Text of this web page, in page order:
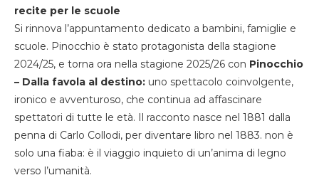
recite per le scuole
Si rinnova l’appuntamento dedicato a bambini, famiglie e
scuole. Pinocchio è stato protagonista della stagione
2024/25, e torna ora nella stagione 2025/26 con Pinocchio
– Dalla favola al destino: uno spettacolo coinvolgente,
ironico e avventuroso, che continua ad affascinare
spettatori di tutte le età. Il racconto nasce nel 1881 dalla
penna di Carlo Collodi, per diventare libro nel 1883. non è
solo una fiaba: è il viaggio inquieto di un’anima di legno
verso l’umanità.